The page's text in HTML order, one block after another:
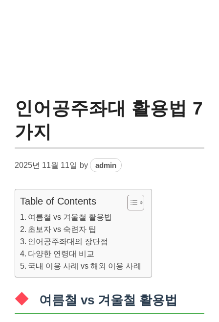
인어공주좌대 활용법 7
가지
2025년 11월 11일 by admin
Table of Contents
여름철 vs 겨울철 활용법
초보자 vs 숙련자 팁
인어공주좌대의 장단점
다양한 연령대 비교
국내 이용 사례 vs 해외 이용 사례
여름철 vs 겨울철 활용법